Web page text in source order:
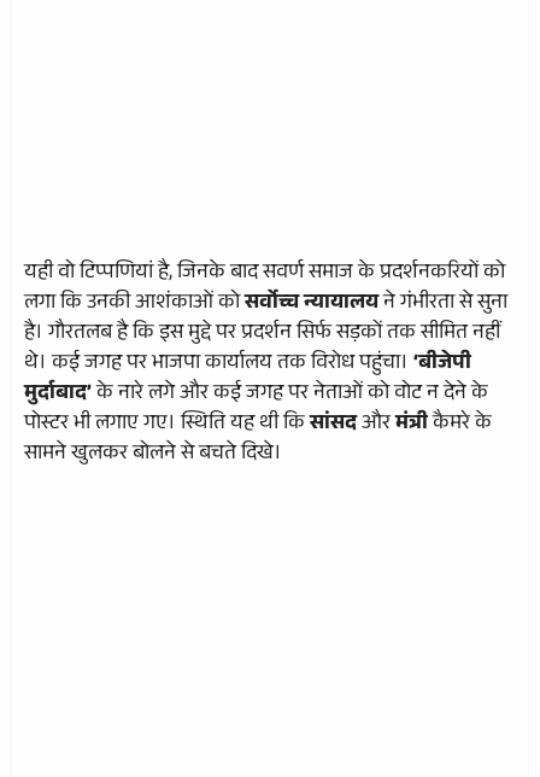
यही वो टिप्पणियां है, जिनके बाद सवर्ण समाज के प्रदर्शनकरियों को
लगा कि उनकी आशंकाओं कोसर्वोच्च न्यायालयने गंभीरता से सुना
है। गौरतलब है कि इस मुद्दे पर प्रदर्शन सिर्फ सड़कों तक सीमित नहीं
थे। कई जगह पर भाजपा कार्यालय तक विरोध पहुंचा। ‘बीजेपी
मुर्दाबाद’के नारे लगे और कई जगह पर नेताओं को वोट न देने के
पोस्टर भी लगाए गए। स्थिति यह थी किसांसदऔरमंत्रीकैमरे के
सामने खुलकर बोलने से बचते दिखे।